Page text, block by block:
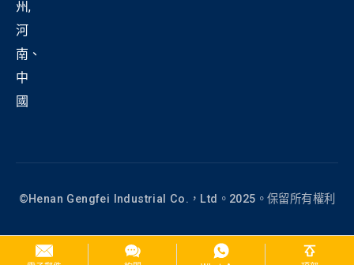
州,
河
南、
中
國
©Henan Gengfei Industrial Co.，Ltd。2025。保留所有權利